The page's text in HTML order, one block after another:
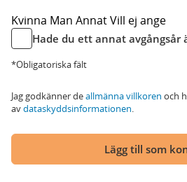
Kvinna Man AnnatVill ej ange
Hade du ett annat avgångsår
*Obligatoriska fält
Jag godkänner deallmänna villkoren och
avdataskyddsinformationen.
Lägg till som